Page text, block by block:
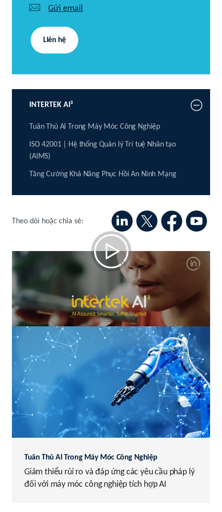
Gửi email
Liên hệ
INTERTEK AI²
Tuân Thủ AI Trong Máy Móc Công Nghiệp
ISO 42001 | Hệ thống Quản lý Trí tuệ Nhân tạo
(AIMS)
Tăng Cường Khả Năng Phục Hồi An Ninh Mạng
Theo dõi hoặc chia sẻ:
Intertek AI² – Đảm bảo Trí tuệ Nhân tạo:
Thông minh hơn, An toàn hơn, Đáng tin
cậy hơn
Tuân Thủ AI Trong Máy Móc Công Nghiệp
Giảm thiểu rủi ro và đáp ứng các yêu cầu pháp lý
đối với máy móc công nghiệp tích hợp AI